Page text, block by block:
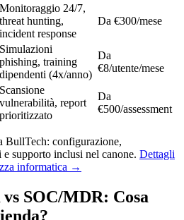
Monitoraggio 24/7,
threat hunting,
incident response
Da €300/mese
Simulazioni
phishing, training
dipendenti (4x/anno)
Da
€8/utente/mese
Scansione
vulnerabilità, report
prioritizzato
Da
€500/assessment
BullTech: configurazione,
supporto inclusi nel canone. Dettagli
informatica →
SOC/MDR: Cosa